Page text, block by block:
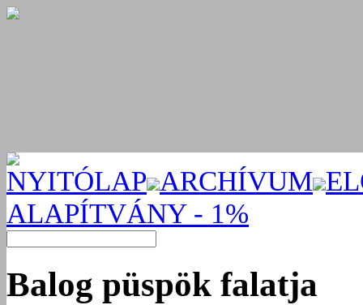
NYITÓLAP ARCHÍVUM
ALAPÍTVÁNY - 1%
Balog püspök falatja